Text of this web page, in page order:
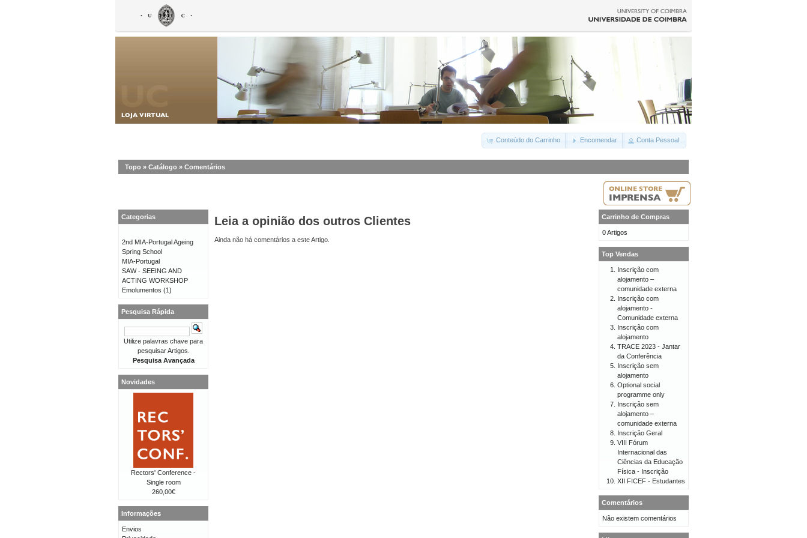
Conteúdo do Carrinho Encomendar Conta Pessoal
Topo » Catálogo » Comentários
Leia a opinião dos outros Clientes
Ainda não há comentários a este Artigo.
Categorias
2nd MIA-Portugal Ageing
Spring School
MIA-Portugal
SAW - SEEING AND
ACTING WORKSHOP
Emolumentos (1)
Pesquisa Rápida
Utilize palavras chave para
pesquisar Artigos.
Pesquisa Avançada
Novidades
Rectors' Conference -
Single room
260,00€
Informações
Envios
Carrinho de Compras
0 Artigos
Top Vendas
Inscrição com
alojamento –
comunidade externa
Inscrição com
alojamento -
Comunidade externa
Inscrição com
alojamento
TRACE 2023 - Jantar
da Conferência
Inscrição sem
alojamento
Optional social
programme only
Inscrição sem
alojamento –
comunidade externa
Inscrição Geral
VIII Fórum
Internacional das
Ciências da Educação
Física - Inscrição
XII FICEF - Estudantes
Comentários
Não existem comentários